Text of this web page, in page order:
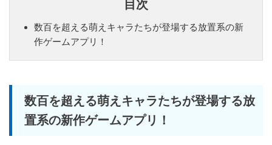
目次
数百を超える萌えキャラたちが登場する放置系の新
作ゲームアプリ！
数百を超える萌えキャラたちが登場する放
置系の新作ゲームアプリ！